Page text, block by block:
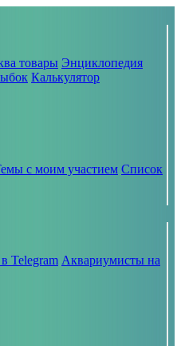
товары Энциклопедия
Калькулятор
с моим участием Список
Telegram Аквариумисты на